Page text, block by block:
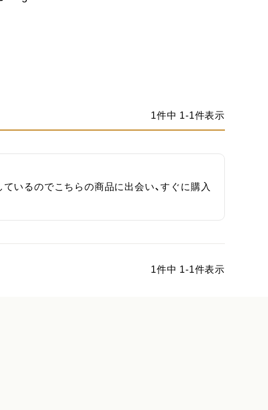
1件中 1-1件表示
いるのでこちらの商品に出会い、すぐに購入
1件中 1-1件表示